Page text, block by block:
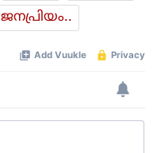
ജനപ്രിയം..